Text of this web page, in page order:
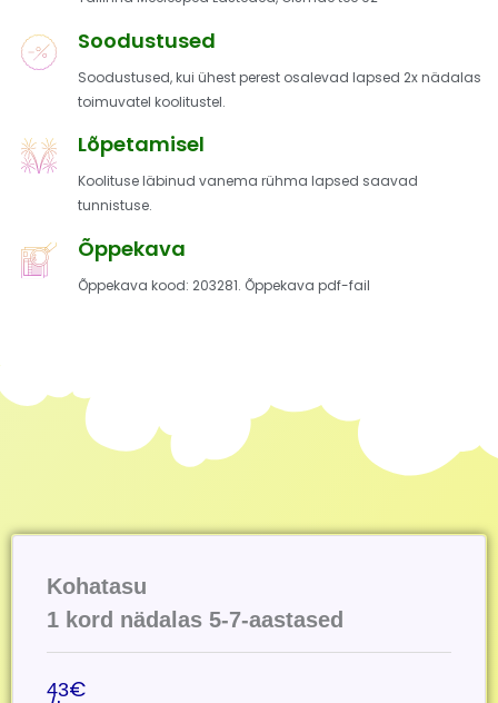
Soodustused
Soodustused, kui ühest perest osalevad lapsed 2x nädalas
toimuvatel koolitustel.
Lõpetamisel
Koolituse läbinud vanema rühma lapsed saavad
tunnistuse.
Õppekava
Õppekava kood: 203281. Õppekava pdf-fail
Kohatasu
1 kord nädalas 5-7-aastased
43€